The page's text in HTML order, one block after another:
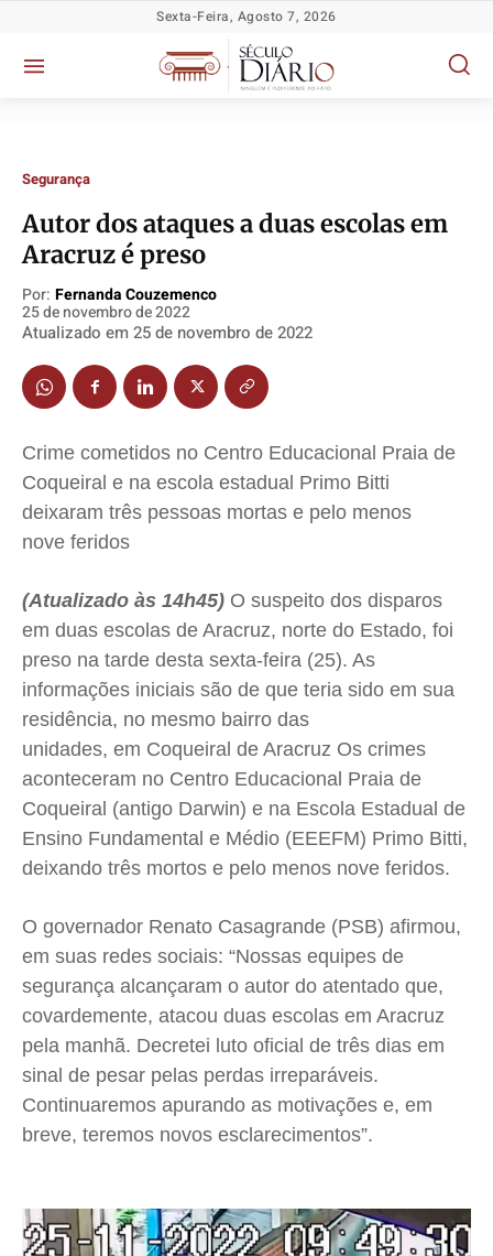
Socioeconômicas
Justiça
Educação
Segurança
Meio Ambiente
Economia
Cultura
Colunas
Caetano Roque
Gustavo Bastos
Publicidade Legal
Anuncie
Expediente
Contato
Termos de Uso
Socioeconômicas
Justiça
Educação
Segurança
Meio Ambiente
Economia
Cultura
Colunas
Caetano Roque
Gustavo Bastos
Publicidade Legal
Anuncie
Expediente
Contato
Termos de Uso
Socioeconômicas
Justiça
Educação
Segurança
Meio Ambiente
Economia
Cultura
Colunas
Caetano Roque
Gustavo Bastos
Publicidade Legal
Anuncie
Expediente
Contato
Termos de Uso
Socioeconômicas
Justiça
Educação
Segurança
Meio Ambiente
Economia
Cultura
Colunas
Caetano Roque
Gustavo Bastos
Publicidade Legal
Anuncie
Expediente
Contato
Termos de Uso
Sexta-Feira, Agosto 7, 2026
Segurança
Autor dos ataques a duas escolas em
Aracruz é preso
Por: Fernanda Couzemenco
25 de novembro de 2022
Atualizado em 25 de novembro de 2022
Crime cometidos no Centro Educacional Praia de
Coqueiral e na escola estadual Primo Bitti
deixaram três pessoas mortas e pelo menos
nove feridos
(Atualizado às 14h45) O suspeito dos disparos
em duas escolas de Aracruz, norte do Estado, foi
preso na tarde desta sexta-feira (25). As
informações iniciais são de que teria sido em sua
residência, no mesmo bairro das
unidades, em Coqueiral de Aracruz Os crimes
aconteceram no Centro Educacional Praia de
Coqueiral (antigo Darwin) e na Escola Estadual de
Ensino Fundamental e Médio (EEEFM) Primo Bitti,
deixando três mortos e pelo menos nove feridos.
O governador Renato Casagrande (PSB) afirmou,
em suas redes sociais: “Nossas equipes de
segurança alcançaram o autor do atentado que,
covardemente, atacou duas escolas em Aracruz
pela manhã. Decretei luto oficial de três dias em
sinal de pesar pelas perdas irreparáveis.
Continuaremos apurando as motivações e, em
breve, teremos novos esclarecimentos”.